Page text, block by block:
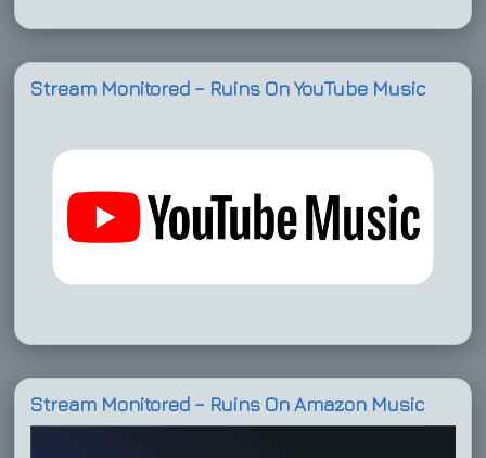
Stream Monitored – Ruins On YouTube Music
Stream Monitored – Ruins On Amazon Music